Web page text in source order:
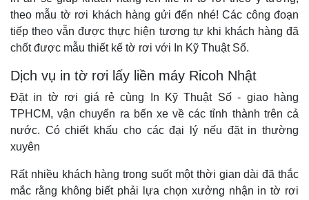
theo mẫu tờ rơi khách hàng gửi đến nhé! Các công đoạn
tiếp theo vẫn được thực hiện tương tự khi khách hàng đã
chốt được mẫu thiết kế tờ rơi với In Kỹ Thuật Số.
Dịch vụ in tờ rơi lấy liền máy Ricoh Nhật
Đặt in tờ rơi giá rẻ cùng In Kỹ Thuật Số - giao hàng
TPHCM, vận chuyển ra bến xe về các tỉnh thành trên cả
nước. Có chiết khấu cho các đại lý nếu đặt in thường
xuyên
Rất nhiều khách hàng trong suốt một thời gian dài đã thắc
mắc rằng không biết phải lựa chọn xưởng nhận in tờ rơi